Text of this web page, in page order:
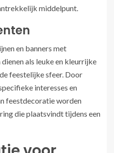
middelpunt.
en banners met
als leuke en kleurrijke
feestelijke sfeer. Door
interesses en
feestdecoratie worden
die plaatsvindt tijdens een